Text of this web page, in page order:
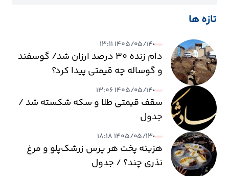
تازه ها
۱۴۰۵/۰۵/۱۴ ۱۳:۱۱
دام زنده ۳۰ درصد ارزان شد/ گوسفند
و گوساله چه قیمتی پیدا کرد؟
۱۴۰۵/۰۵/۱۴ ۱۳:۰۶
سقف قیمتی طلا و سکه شکسته شد /
جدول
۱۴۰۵/۰۵/۱۳ ۱۸:۱۸
هزینه پخت هر پرس زرشک‌پلو و مرغ
نذری چند؟ / جدول